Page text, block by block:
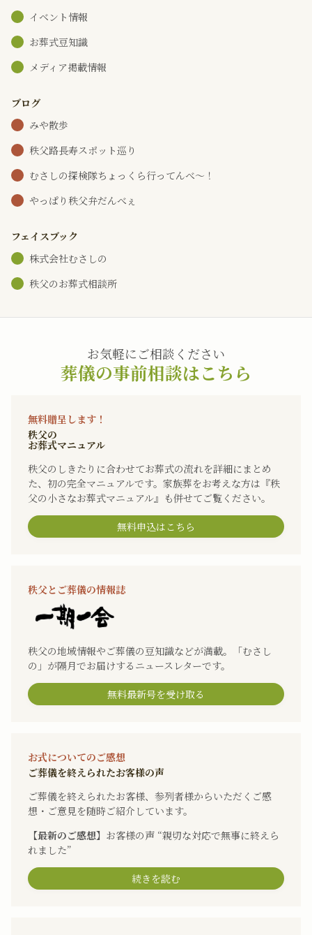
イベント情報
お葬式豆知識
メディア掲載情報
ブログ
みや散歩
秩父路長寿スポット巡り
むさしの探検隊ちょっくら行ってんべ～！
やっぱり秩父弁だんべぇ
フェイスブック
株式会社むさしの
秩父のお葬式相談所
お気軽にご相談ください
葬儀の事前相談はこちら
無料贈呈します！
秩父の
お葬式マニュアル
秩父のしきたりに合わせてお葬式の流れを詳細にまとめ
た、初の完全マニュアルです。家族葬をお考えな方は『秩
父の小さなお葬式マニュアル』も併せてご覧ください。
無料申込はこちら
秩父とご葬儀の情報誌
秩父の地域情報やご葬儀の豆知識などが満載。「むさし
の」が隔月でお届けするニュースレターです。
無料最新号を受け取る
お式についてのご感想
ご葬儀を終えられたお客様の声
ご葬儀を終えられたお客様、参列者様からいただくご感
想・ご意見を随時ご紹介しています。
【最新のご感想】 お客様の声 “親切な対応で無事に終えら
れました”
続きを読む